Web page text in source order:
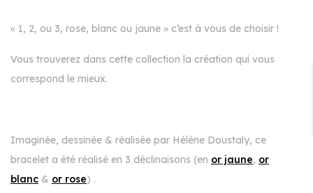
« 1, 2, ou 3, rose, blanc ou jaune » c’est à vous de choisir !
Vous trouverez dans cette collection la création qui vous
correspond le mieux.
Imaginée, dessinée & réalisée par Hélène Doustaly, ce
bracelet a été réalisé en 3 déclinaisons (en or jaune, or
blanc & or rose) .